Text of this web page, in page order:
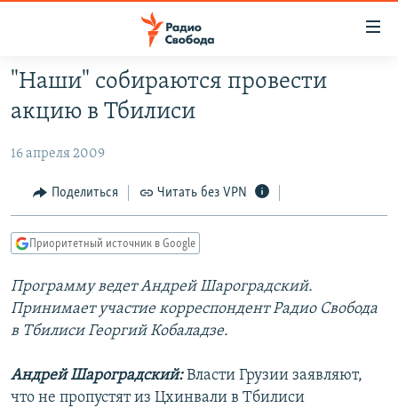
упрощенного
доступа
содержанию
Вернутся
навигации
Вернутся
ПОДКАСТЫ
АВТОРСКИЕ ПРОЕКТЫ
ЦИТАТЫ СВОБОДЫ
КУЛЬТУРА
IDEL.РЕАЛИИ
КАВКАЗ.РЕАЛИИ
СИБИРЬ.РЕАЛИИ
"Наши" собираются провести
акцию в Тбилиси
16 апреля 2009
Поделиться Читать без VPN
Приоритетный источник в Google
Программу ведет Андрей Шароградский.
Принимает участие корреспондент Радио Свобода
в Тбилиси Георгий Кобаладзе.
Андрей Шароградский:Власти Грузии заявляют,
что не пропустят из Цхинвали в Тбилиси